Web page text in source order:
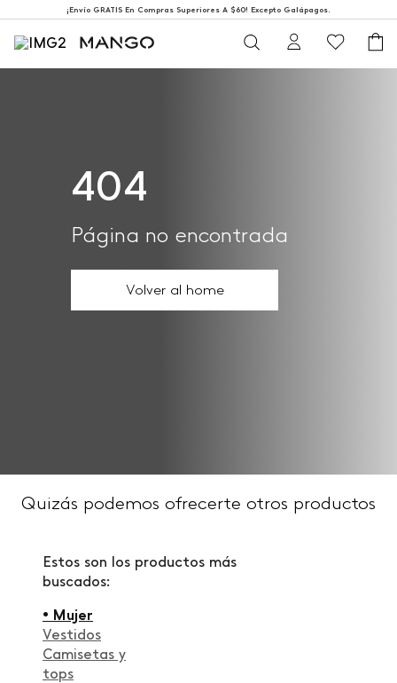
¡Envío GRATIS En Compras Superiores A $60! Excepto Galápagos.
404
Página no encontrada
Volver al home
Quizás podemos ofrecerte otros productos
Estos son los productos más
buscados:
• Mujer
Vestidos
Camisetas y
tops